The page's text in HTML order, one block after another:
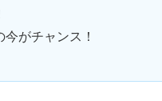
がチャンス！